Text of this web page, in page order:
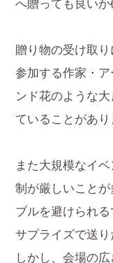
へ贈っても良いか
贈り物の受け取
参加する作家・
ンド花のような
ていることがあり
また大規模なイ
制が厳しいこと
ブルを避けられる
サプライズで送り
しかし、会場の